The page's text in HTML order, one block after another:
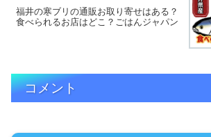
福井の寒ブリの通販お取り寄せはある？
食べられるお店はどこ？ごはんジャパン
コメント